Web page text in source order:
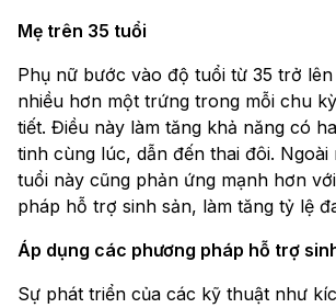
Mẹ trên 35 tuổi
Phụ nữ bước vào độ tuổi từ 35 trở
nhiều hơn một trứng trong mỗi chu
tiết. Điều này làm tăng khả năng có
tinh cùng lúc, dẫn đến thai đôi.
tuổi này cũng phản ứng mạnh hơn
pháp hỗ trợ sinh sản, làm tăng tỷ lệ
Áp dụng các phương pháp hỗ trợ
Sự phát triển của các kỹ thuật như